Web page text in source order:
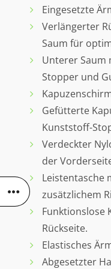
Eingesetzte
Verlängerter
Saum für
Unterer Saum
Stopper und
Gefütterte
Kunststoff-
Verdeckter
der
Leistentasche
zusätzlichem
Funktionslose
Rückseite.
Elastisches
Abgesetzter